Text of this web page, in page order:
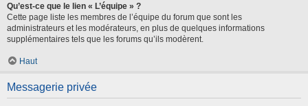
Qu’est-ce que le lien « L’équipe » ?
Cette page liste les membres de l’équipe du forum que sont les
administrateurs et les modérateurs, en plus de quelques informations
supplémentaires tels que les forums qu’ils modèrent.
Haut
Messagerie privée